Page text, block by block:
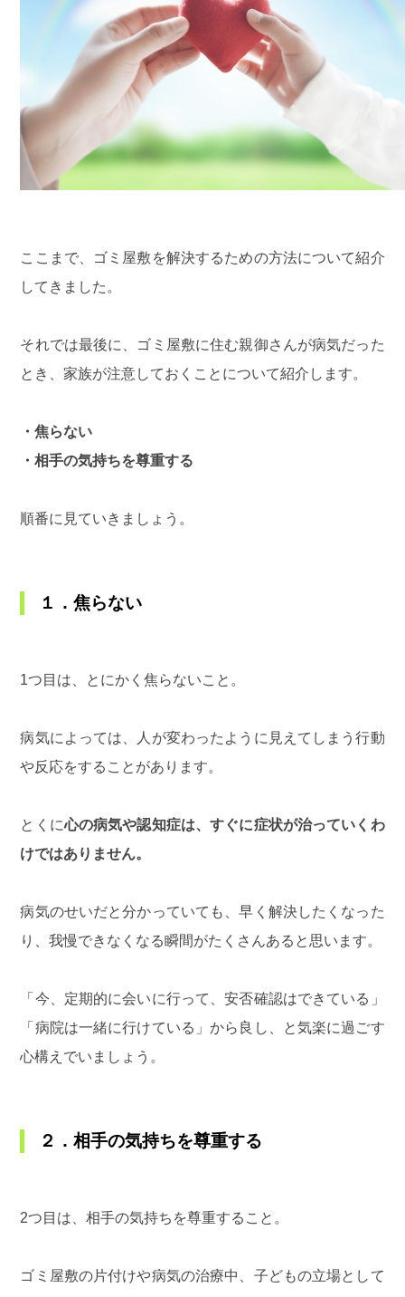
ここまで、ゴミ屋敷を解決するための方法について紹介
してきました。
それでは最後に、ゴミ屋敷に住む親御さんが病気だった
とき、家族が注意しておくことについて紹介します。
・焦らない
・相手の気持ちを尊重する
順番に見ていきましょう。
１．焦らない
1つ目は、とにかく焦らないこと。
病気によっては、人が変わったように見えてしまう行動
や反応をすることがあります。
とくに心の病気や認知症は、すぐに症状が治っていくわ
けではありません。
病気のせいだと分かっていても、早く解決したくなった
り、我慢できなくなる瞬間がたくさんあると思います。
「今、定期的に会いに行って、安否確認はできている」
「病院は一緒に行けている」から良し、と気楽に過ごす
心構えでいましょう。
２．相手の気持ちを尊重する
2つ目は、相手の気持ちを尊重すること。
ゴミ屋敷の片付けや病気の治療中、子どもの立場として